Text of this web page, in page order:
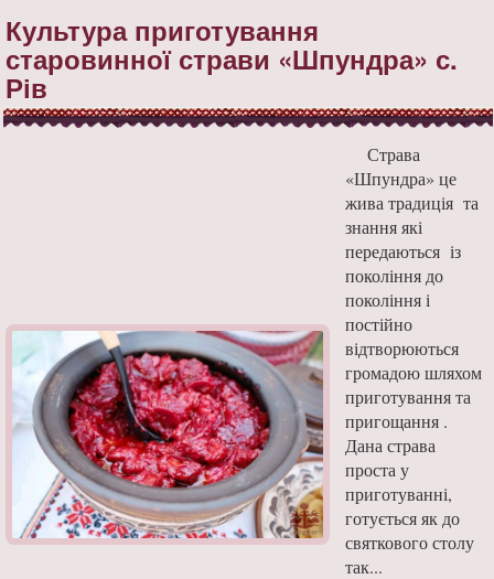
Культура приготування
старовинної страви «Шпундра» с.
Рів
Страва
«Шпундра» це
жива традиція та
знання які
передаються із
покоління до
покоління і
постійно
відтворюються
громадою шляхом
приготування та
пригощання .
Дана страва
проста у
приготуванні,
готується як до
святкового столу
так...